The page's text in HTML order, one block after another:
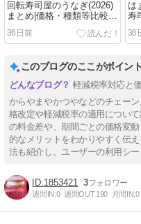
回転寿司屋のうなぎ(2026)
まとめ|価格・種類等比較
【土用の丑の日】
36日前
は
寿
36
このブログのここがポイント
軽減税率対応と
からやまやかつやなどのチェー
格改定や軽減税率の適用につい
の料金差や、期間ごとの価格変
的なメリットをわかりやすく伝
法も紹介し、ユーザーの利用シ
1853421 3
週間IN:0 週間OUT:190 月間IN:0